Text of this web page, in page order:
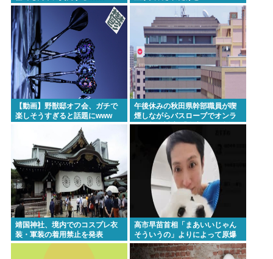
【動画】野獣邸オフ会、ガチで
楽しそうすぎると話題にwww
午後休みの秋田県幹部職員が喫
煙しながらバスローブでオンラ
イン報道対応 「自宅」との説明
に疑義 背景がラブホテルの客室
ような壁紙
靖国神社、境内でのコスプレ衣
装・軍装の着用禁止を発表
高市早苗首相「まあいいじゃん
そういうの」よりによって原爆
の日に歯医者に行ってたことが
発覚し批判が殺到大炎上